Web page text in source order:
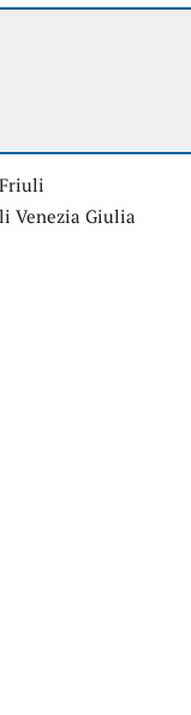
Venezia Giulia